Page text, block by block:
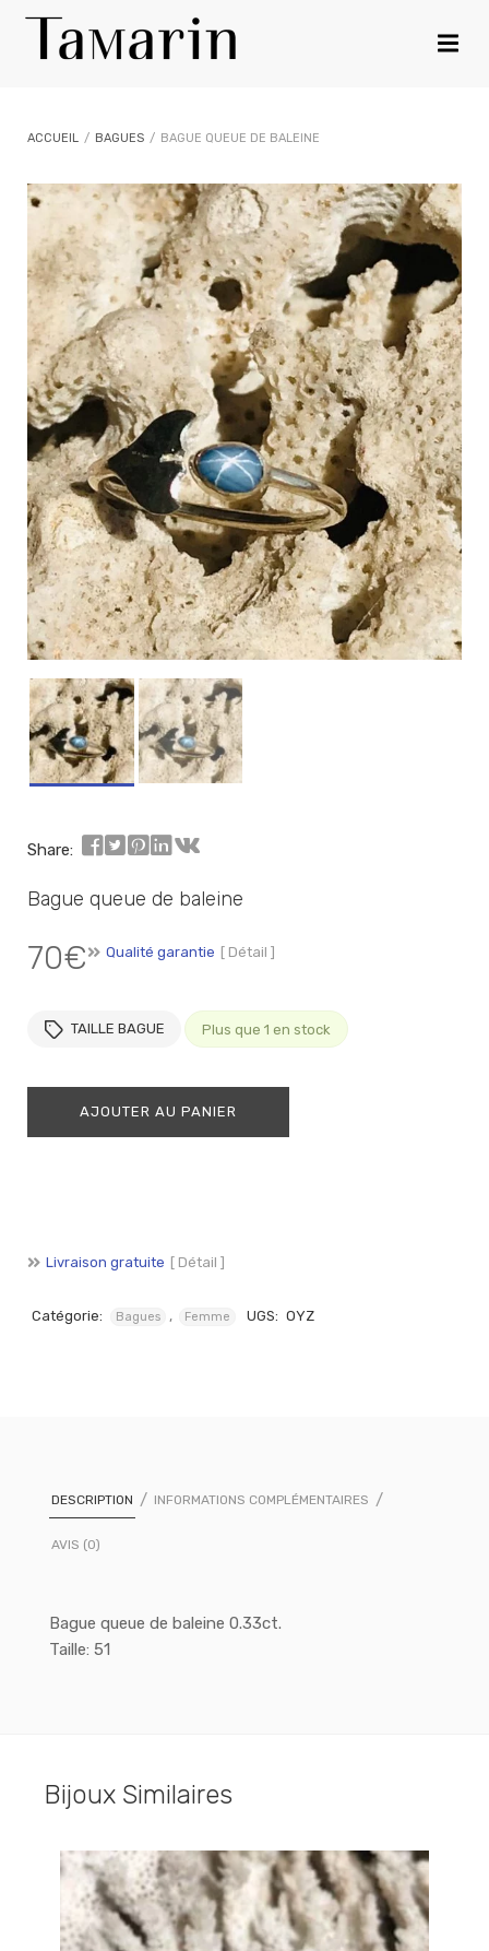
ACCUEIL / BAGUES / BAGUE QUEUE DE BALEINE
Share:
Bague queue de baleine
70€ Qualité garantie [ Détail ]
TAILLE BAGUE Plus que 1 en stock
AJOUTER AU PANIER
Livraison gratuite [ Détail ]
Catégorie: Bagues , Femme UGS: OYZ
DESCRIPTION INFORMATIONS COMPLÉMENTAIRES
AVIS (0)
Bague queue de baleine 0.33ct.
Taille: 51
Bijoux Similaires